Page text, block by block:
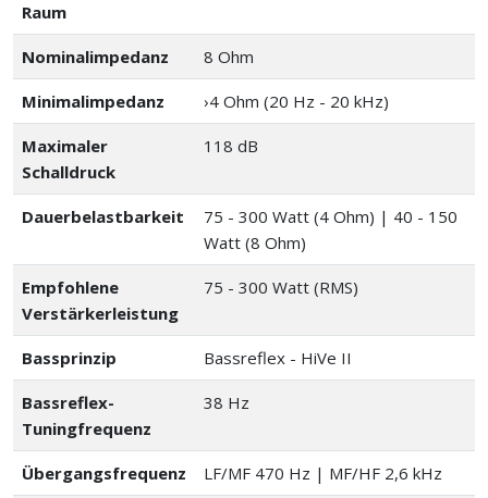
Raum
Nominalimpedanz 8 Ohm
Minimalimpedanz ›4 Ohm (20 Hz - 20 kHz)
Maximaler
Schalldruck
118 dB
Dauerbelastbarkeit
75 - 300 Watt (4 Ohm) | 40 - 150
Watt (8 Ohm)
Empfohlene
Verstärkerleistung
75 - 300 Watt (RMS)
Bassprinzip Bassreflex - HiVe II
Bassreflex-
Tuningfrequenz
38 Hz
Übergangsfrequenz LF/MF 470 Hz | MF/HF 2,6 kHz